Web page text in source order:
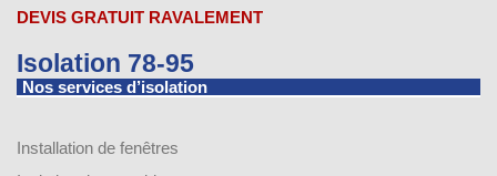
DEVIS GRATUIT RAVALEMENT
Isolation 78-95
Nos services d’isolation
Installation de fenêtres